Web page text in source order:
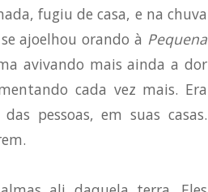
fugiu de casa, e na chuva
ajoelhou orando à Pequena
avivando mais ainda a dor
cada vez mais. Era
pessoas, em suas casas.